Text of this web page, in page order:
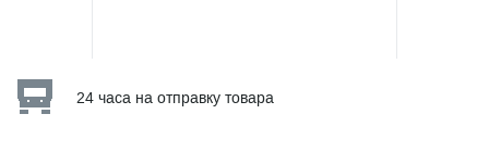
24 часа на отправку товара